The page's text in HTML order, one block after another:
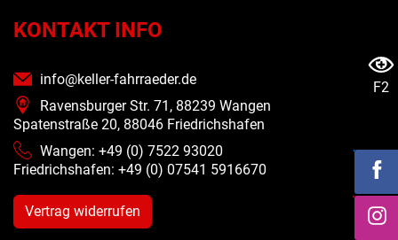
KONTAKT INFO
info@keller-fahrraeder.de
Ravensburger Str. 71, 88239 Wangen
Spatenstraße 20, 88046 Friedrichshafen
Wangen: +49 (0) 7522 93020
Friedrichshafen: +49 (0) 07541 5916670
Vertrag widerrufen
F2